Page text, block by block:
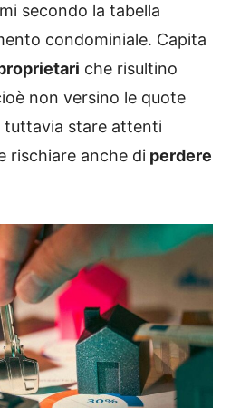
secondo la tabella
condominiale. Capita
che risultino
non versino le quote
tuttavia stare attenti
rischiare anche di perdere